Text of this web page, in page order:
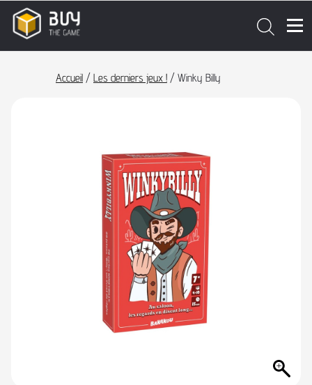
Accueil / Les derniers jeux ! / Winky Billy